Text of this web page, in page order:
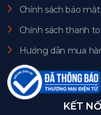
Chính sách bảo mật
Chính sách thanh
Hướng dẫn mua
KẾT